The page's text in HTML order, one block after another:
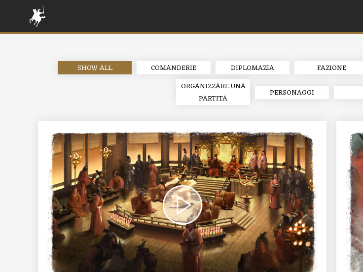
SHOW ALL COMANDERIE DIPLOMAZIA FAZIONE
ORGANIZZARE UNA
PARTITA
PERSONAGGI